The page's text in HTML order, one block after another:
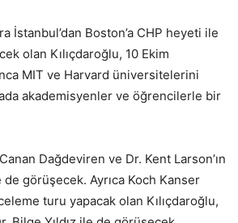
İstanbul’dan Boston’a CHP heyeti ile
olan Kılıçdaroğlu, 10 Ekim
MIT ve Harvard üniversitelerini
akademisyenler ve öğrencilerle bir
Dağdeviren ve Dr. Kent Larson’ın
de görüşecek. Ayrıca Koch Kanser
turu yapacak olan Kılıçdaroğlu,